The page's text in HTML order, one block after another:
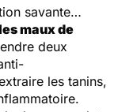
savante…
maux de
deux
les tanins,